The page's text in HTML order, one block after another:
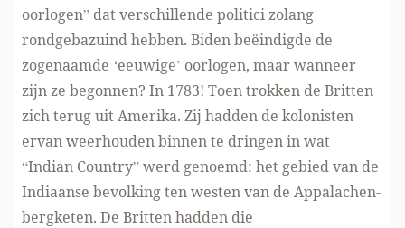
oorlogen” dat verschillende politici zolang
rondgebazuind hebben. Biden beëindigde de
zogenaamde ‘eeuwige’ oorlogen, maar wanneer
zijn ze begonnen? In 1783! Toen trokken de Britten
zich terug uit Amerika. Zij hadden de kolonisten
ervan weerhouden binnen te dringen in wat
“Indian Country” werd genoemd: het gebied van de
Indiaanse bevolking ten westen van de Appalachen-
bergketen. De Britten hadden die